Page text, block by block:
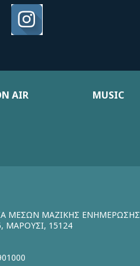
AIR MUSIC
ΜΕΣΩΝ ΜΑΖΙΚΗΣ ΕΝΗΜΕΡΩΣΗΣ
ΜΑΡΟΥΣΙ, 15124